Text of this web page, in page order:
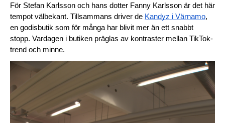
För Stefan Karlsson och hans dotter Fanny Karlsson är det här
tempot välbekant. Tillsammans driver de Kandyz i Värnamo,
en godisbutik som för många har blivit mer än ett snabbt
stopp. Vardagen i butiken präglas av kontraster mellan TikTok-
trend och minne.